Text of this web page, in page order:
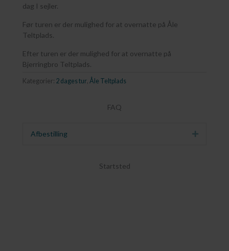
dag I sejler.
Før turen er der mulighed for at overnatte på Åle
Teltplads.
Efter turen er der mulighed for at overnatte på
Bjerringbro Teltplads.
Kategorier: 2 dages tur Åle Teltplads
FAQ
Afbestilling Udvid
Startsted